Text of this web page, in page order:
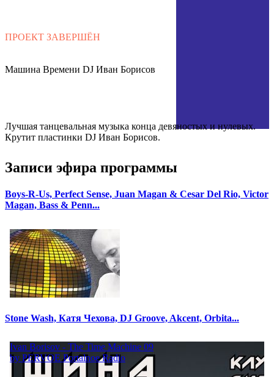
ПРОЕКТ ЗАВЕРШЁН
Машина Времени DJ Иван Борисов
Лучшая танцевальная музыка конца девяностых и нулевых.
Крутит пластинки ​DJ Иван Борисов.
Записи эфира программы
Boys-R-Us, Perfect Sense, Juan Magan & Cesar Del Rio, Victor
Magan, Bass & Penn...
Stone Wash, Катя Чехова, DJ Groove, Akcent, Orbita...